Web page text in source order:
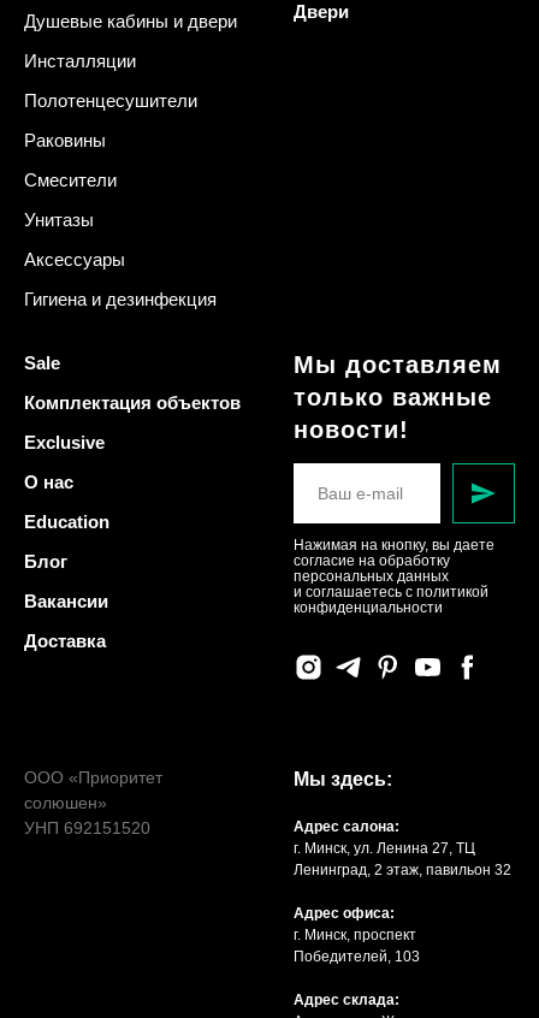
Душевые кабины и двери
Инсталляции
Полотенцесушители
Раковины
Смесители
Унитазы
Аксессуары
Гигиена и дезинфекция
Двери
Sale
Комплектация объектов
Exclusive
О нас
Education
Блог
Вакансии
Доставка
Мы доставляем
только важные
новости!
Нажимая на кнопку, вы даете
согласие на обработку
персональных данных
и соглашаетесь c политикой
конфиденциальности
ООО «Приоритет
солюшен»
УНП 692151520
Мы здесь:
Адрес салона:
г. Минск, ул. Ленина 27, ТЦ
Ленинград, 2 этаж, павильон 32
Адрес офиса:
г. Минск, проспект
Победителей, 103
Адрес склада: